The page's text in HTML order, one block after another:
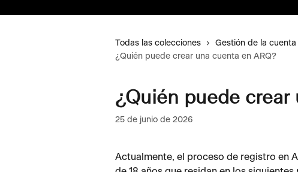
Todas las colecciones Gestión de la cuenta
¿Quién puede crear una cuenta en ARQ?
¿Quién puede crear
25 de junio de 2026
Actualmente, el proceso de registro en